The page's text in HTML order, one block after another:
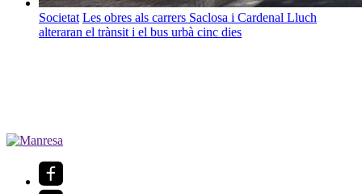
Societat Les obres als carrers Saclosa i Cardenal Lluch
alteraran el trànsit i el bus urbà cinc dies